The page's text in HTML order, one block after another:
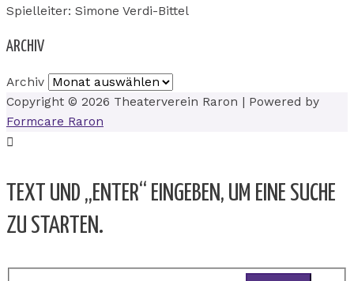
Spielleiter: Simone Verdi-Bittel
ARCHIV
Archiv
Copyright © 2026 Theaterverein Raron | Powered by
Formcare Raron
TEXT UND „ENTER“ EINGEBEN, UM EINE SUCHE
ZU STARTEN.